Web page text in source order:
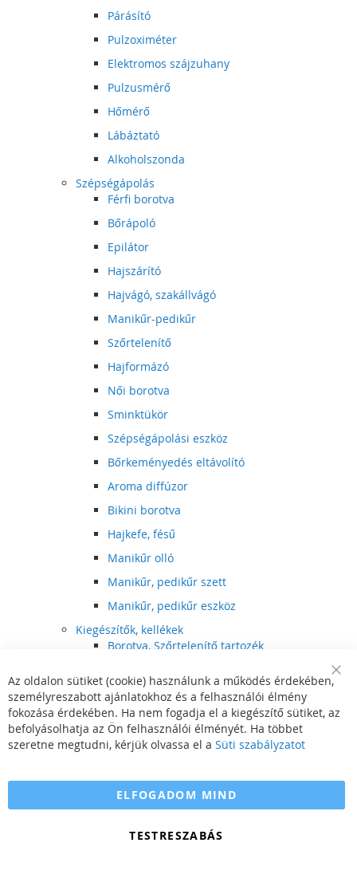
Párásító
Pulzoximéter
Elektromos szájzuhany
Pulzusmérő
Hőmérő
Lábáztató
Alkoholszonda
Szépségápolás
Férfi borotva
Bőrápoló
Epilátor
Hajszárító
Hajvágó, szakállvágó
Manikűr-pedikűr
Szőrtelenítő
Hajformázó
Női borotva
Sminktükör
Szépségápolási eszköz
Bőrkeményedés eltávolító
Aroma diffúzor
Bikini borotva
Hajkefe, fésű
Manikűr olló
Manikűr, pedikűr szett
Manikűr, pedikűr eszköz
Kiegészítők, kellékek
Borotva, Szőrtelenítő tartozék
Illóolaj
Szépségápolási kellék
Hajvágó tartozék
Egészségápolási kellék
Hajvágó kiegészítő
Szórakoztató elektronika
Bar
Az oldalon sütiket (cookie) használunk a működés érdekében,
személyreszabott ajánlatokhoz és a felhasználói élmény
fokozása érdekében. Ha nem fogadja el a kiegészítő sütiket, az
befolyásolhatja az Ön felhasználói élményét. Ha többet
szeretne megtudni, kérjük olvassa el a Süti szabályzatot
ELFOGADOM MIND
TESTRESZABÁS